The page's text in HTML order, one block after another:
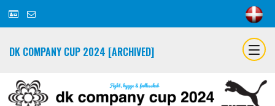
DK COMPANY CUP 2024 [ARCHIVED]